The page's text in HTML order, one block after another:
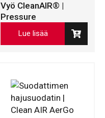
Vyö CleanAIR® |
Pressure
Lue lisää